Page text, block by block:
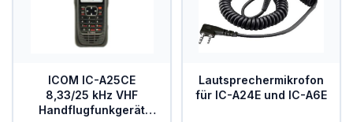
ICOM IC-A25CE
8,33/25 kHz VHF
Handflugfunkgerät
Lautsprechermikrofon
für IC-A24E und IC-A6E